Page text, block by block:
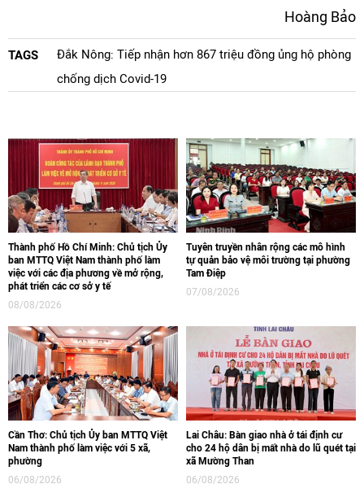
Hoàng Bảo
TAGS
Đắk Nông: Tiếp nhận hơn 867 triệu đồng ủng hộ phòng
chống dịch Covid-19
Thành phố Hồ Chí Minh: Chủ tịch Ủy
ban MTTQ Việt Nam thành phố làm
việc với các địa phương về mở rộng,
phát triển các cơ sở y tế
08/08/2026
Tuyên truyền nhân rộng các mô hình
tự quản bảo vệ môi trường tại phường
Tam Điệp
07/08/2026
Cần Thơ: Chủ tịch Ủy ban MTTQ Việt
Nam thành phố làm việc với 5 xã,
phường
06/08/2026
Lai Châu: Bàn giao nhà ở tái định cư
cho 24 hộ dân bị mất nhà do lũ quét tại
xã Mường Than
06/08/2026